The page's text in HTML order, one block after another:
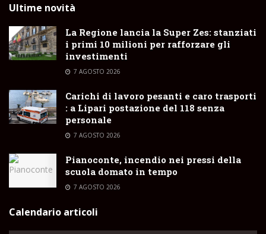
Ultime novità
La Regione lancia la Super Zes: stanziati
i primi 10 milioni per rafforzare gli
investimenti
7 AGOSTO 2026
Carichi di lavoro pesanti e caro trasporti
: a Lipari postazione del 118 senza
personale
7 AGOSTO 2026
Pianoconte, incendio nei pressi della
scuola domato in tempo
7 AGOSTO 2026
Calendario articoli